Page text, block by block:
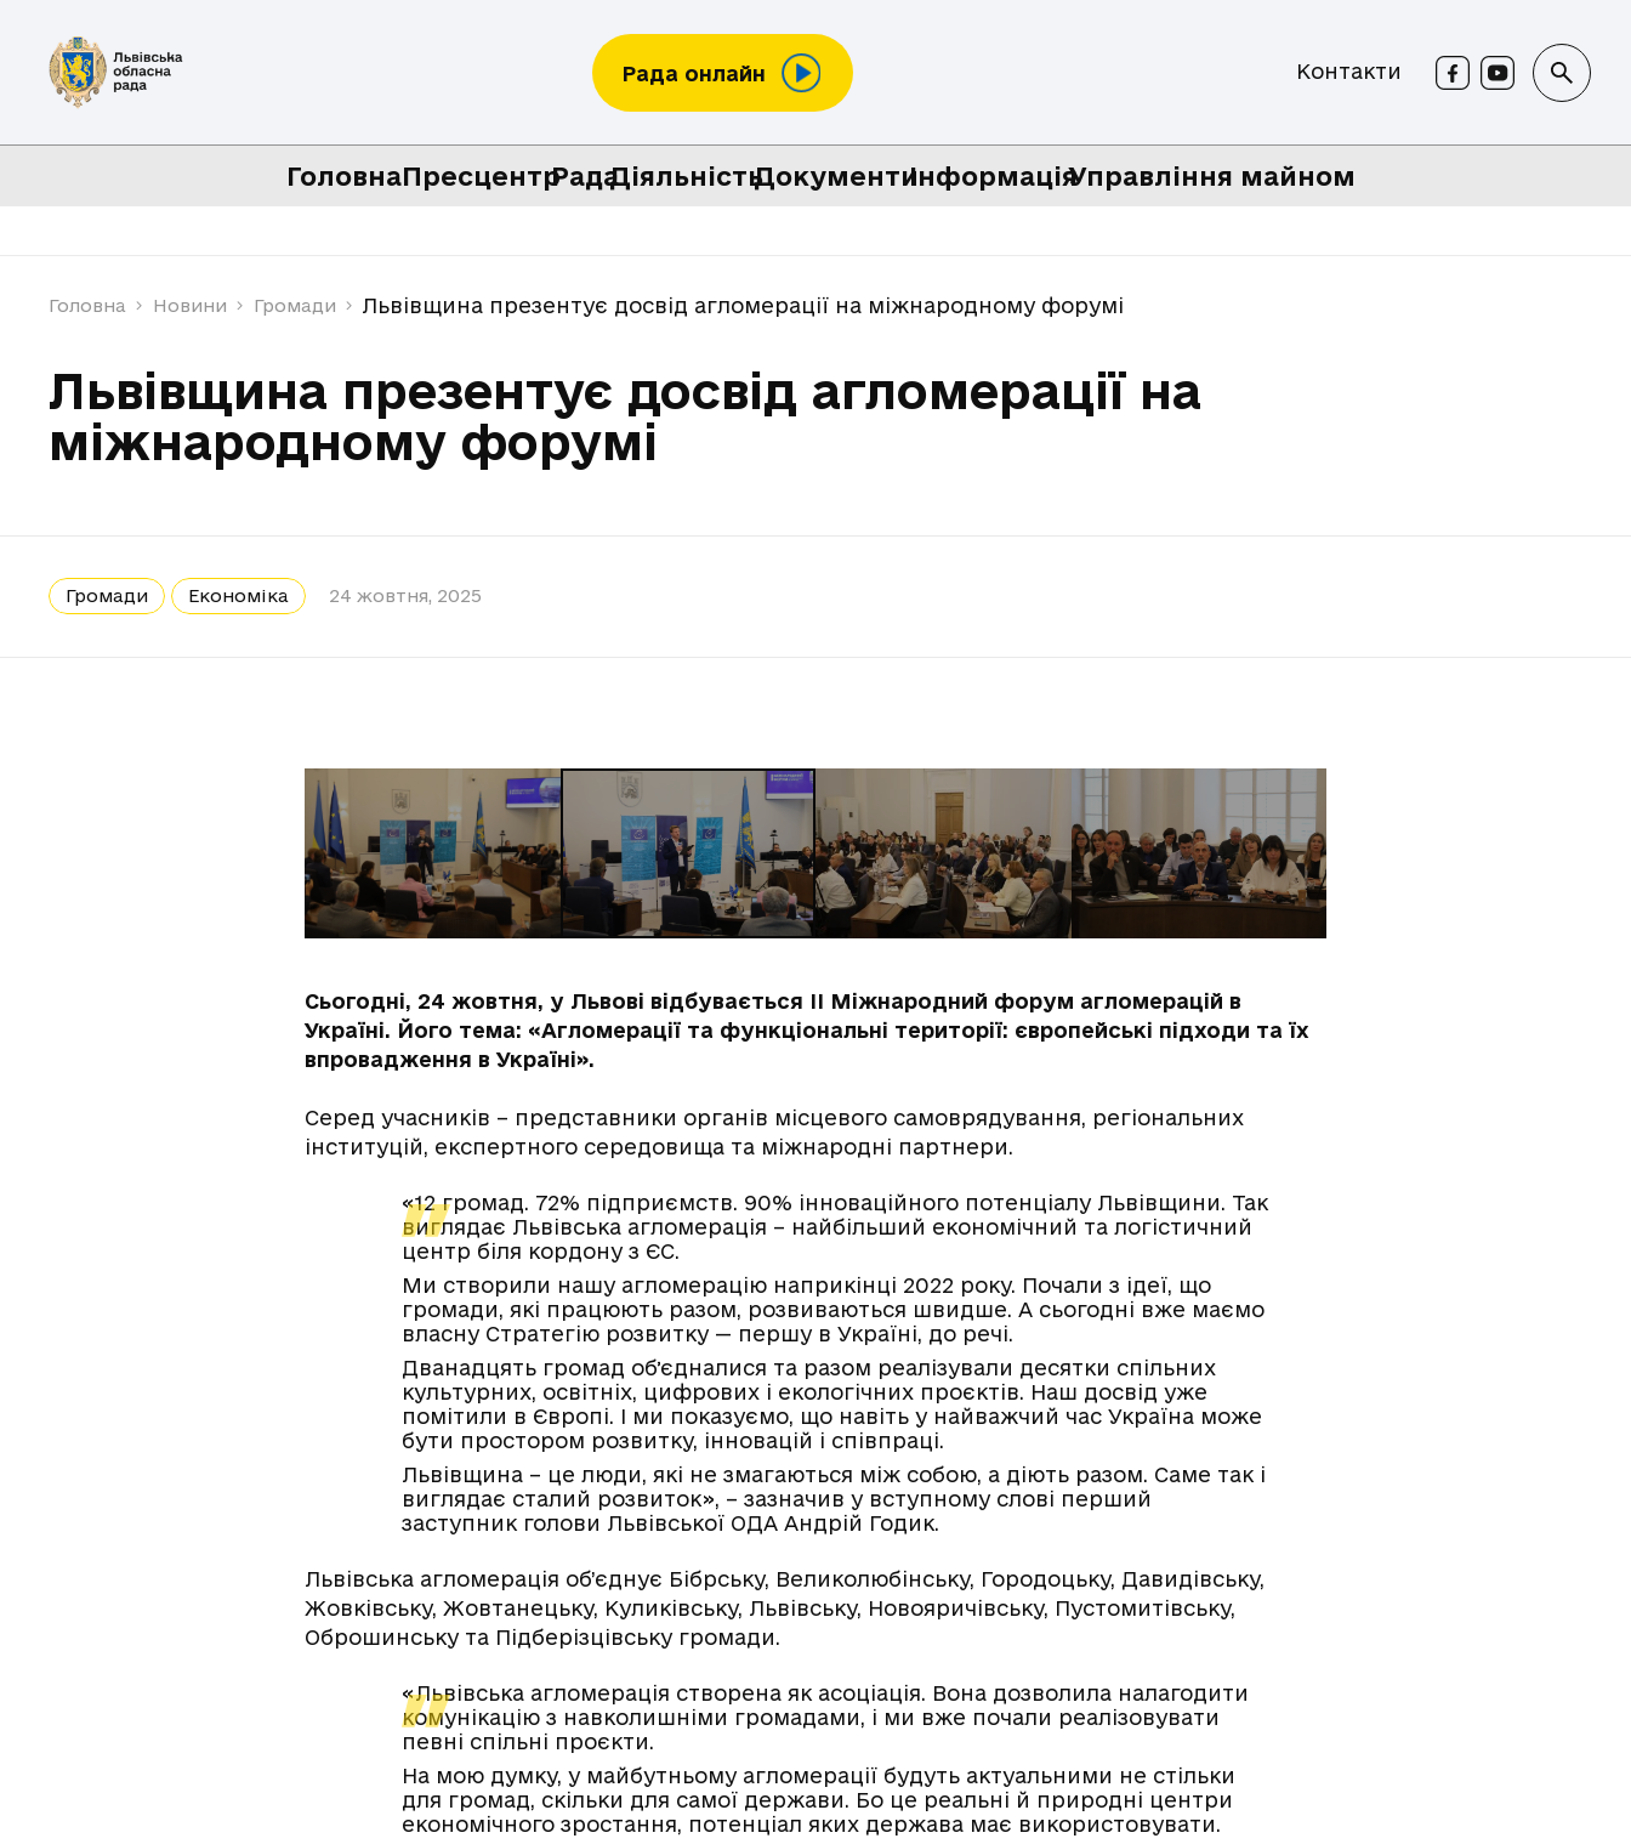
Рада онлайн Контакти
ГоловнаПресцентрРадаДіяльністьДокументиІнформаціяУправління майном
Головна Новини Громади Львівщина презентує досвід агломерації на міжнародному форумі
Львівщина презентує досвід агломерації на
міжнародному форумі
Громади Економіка 24 жовтня, 2025
Сьогодні, 24 жовтня, у Львові відбувається ІІ Міжнародний форум агломерацій в
Україні. Його тема: «Агломерації та функціональні території: європейські підходи та їх
впровадження в Україні».
Серед учасників – представники органів місцевого самоврядування, регіональних
інституцій, експертного середовища та міжнародні партнери.
«12 громад. 72% підприємств. 90% інноваційного потенціалу Львівщини. Так
виглядає Львівська агломерація – найбільший економічний та логістичний
центр біля кордону з ЄС.
Ми створили нашу агломерацію наприкінці 2022 року. Почали з ідеї, що
громади, які працюють разом, розвиваються швидше. А сьогодні вже маємо
власну Стратегію розвитку — першу в Україні, до речі.
Дванадцять громад обʼєдналися та разом реалізували десятки спільних
культурних, освітніх, цифрових і екологічних проєктів. Наш досвід уже
помітили в Європі. І ми показуємо, що навіть у найважчий час Україна може
бути простором розвитку, інновацій і співпраці.
Львівщина – це люди, які не змагаються між собою, а діють разом. Саме так і
виглядає сталий розвиток», – зазначив у вступному слові перший
заступник голови Львівської ОДА Андрій Годик.
Львівська агломерація об’єднує Бібрську, Великолюбінську, Городоцьку, Давидівську,
Жовківську, Жовтанецьку, Куликівську, Львівську, Новояричівську, Пустомитівську,
Оброшинську та Підберізцівську громади.
«Львівська агломерація створена як асоціація. Вона дозволила налагодити
комунікацію з навколишніми громадами, і ми вже почали реалізовувати
певні спільні проєкти.
На мою думку, у майбутньому агломерації будуть актуальними не стільки
для громад, скільки для самої держави. Бо це реальні й природні центри
економічного зростання, потенціал яких держава має використовувати.